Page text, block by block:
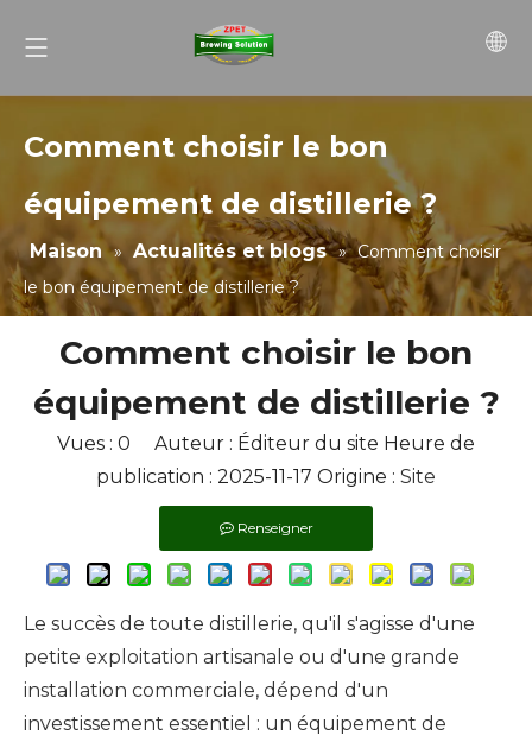
Comment choisir le bon
équipement de distillerie ?
Maison » Actualités et blogs » Comment choisir
le bon équipement de distillerie ?
Comment choisir le bon
équipement de distillerie ?
Vues : 0 Auteur : Éditeur du site Heure de
publication : 2025-11-17 Origine : Site
Renseigner
Le succès de toute distillerie, qu'il s'agisse d'une
petite exploitation artisanale ou d'une grande
installation commerciale, dépend d'un
investissement essentiel : un équipement de